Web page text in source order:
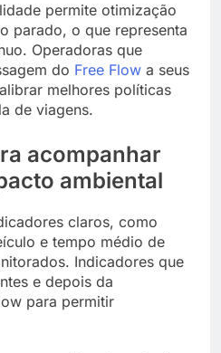
permite otimização
parado, o que representa
Operadoras que
do Free Flow a seus
melhores políticas
de viagens.
acompanhar
ambiental
claros, como
e tempo médio de
Indicadores que
e depois da
para permitir